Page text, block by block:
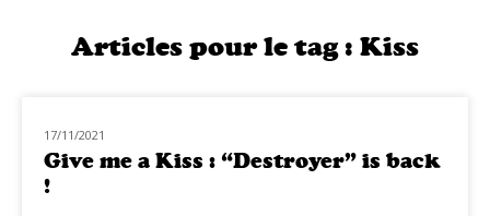
Articles pour le tag : Kiss
NOUVEAUTÉS
17/11/2021
Give me a Kiss : “Destroyer” is back
!